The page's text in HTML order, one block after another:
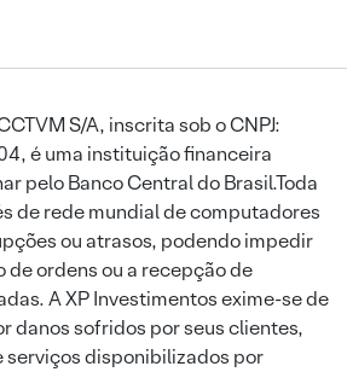
S/A, inscrita sob o CNPJ:
é uma instituição financeira
pelo Banco Central do Brasil.Toda
de rede mundial de computadores
ou atrasos, podendo impedir
de ordens ou a recepção de
A XP Investimentos exime-se de
danos sofridos por seus clientes,
serviços disponibilizados por